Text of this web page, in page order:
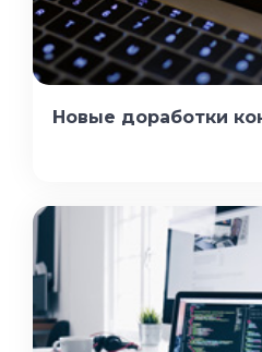
Новые доработки